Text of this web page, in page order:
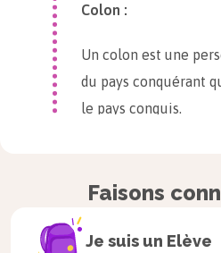
Colon :
Un colon est une
du pays conquérant
le pays conquis.
À retenir
Faisons
Je suis un Elève